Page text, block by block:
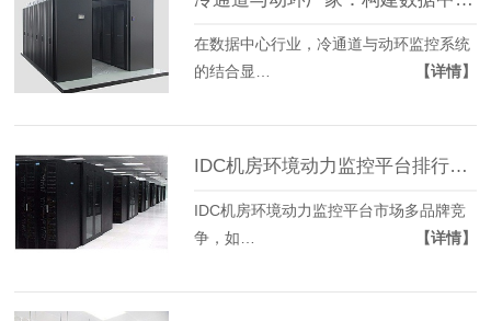
在数据中心行业，冷通道与动环监控系统
的结合显…
【详情】
IDC机房环境动力监控平台排行参考
IDC机房环境动力监控平台市场多品牌竞
争，如…
【详情】